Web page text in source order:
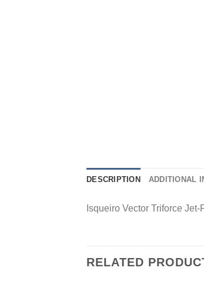
DESCRIPTION ADDITIONAL
Isqueiro Vector Triforce
RELATED